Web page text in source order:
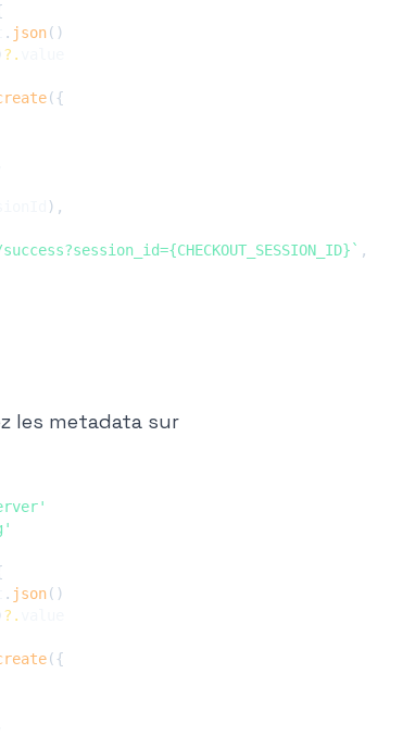
. json( )
?.
({
) ,
` ,
les metadata sur
. json( )
?.
({